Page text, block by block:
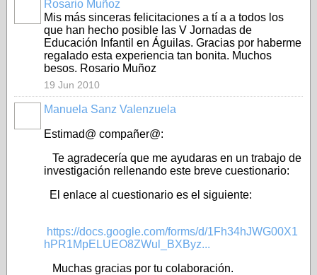
Rosario Muñoz
Mis más sinceras felicitaciones a tí a a todos los
que han hecho posible las V Jornadas de
Educación Infantil en Águilas. Gracias por haberme
regalado esta experiencia tan bonita. Muchos
besos. Rosario Muñoz
19 Jun 2010
Manuela Sanz Valenzuela
Estimad@ compañer@:
Te agradecería que me ayudaras en un trabajo de
investigación rellenando este breve cuestionario:
El enlace al cuestionario es el siguiente:
https://docs.google.com/forms/d/1Fh34hJWG00X1
hPR1MpELUEO8ZWul_BXByz...
Muchas gracias por tu colaboración.